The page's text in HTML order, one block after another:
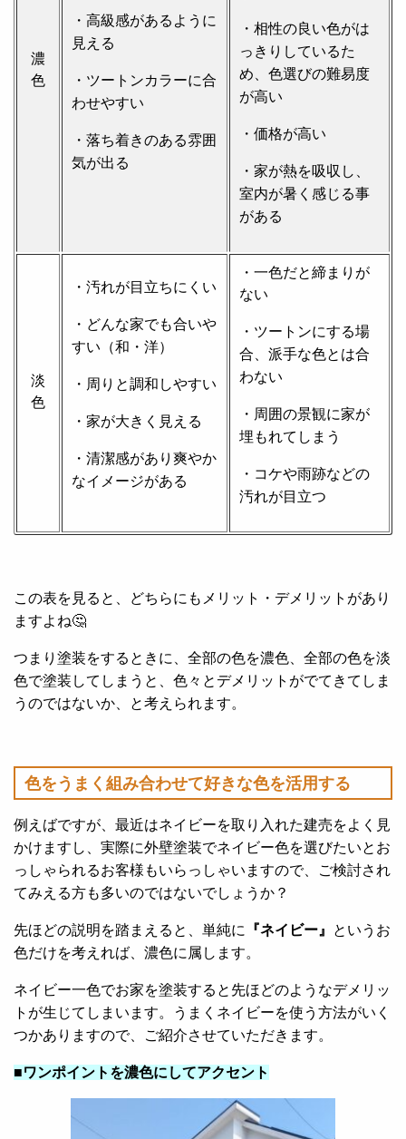
濃
色
・高級感があるように
見える
・ツートンカラーに合
わせやすい
・落ち着きのある雰囲
気が出る
・相性の良い色がは
っきりしているた
め、色選びの難易度
が高い
・価格が高い
・家が熱を吸収し、
室内が暑く感じる事
がある
淡
色
・汚れが目立ちにくい
・どんな家でも合いや
すい（和・洋）
・周りと調和しやすい
・家が大きく見える
・清潔感があり爽やか
なイメージがある
・一色だと締まりが
ない
・ツートンにする場
合、派手な色とは合
わない
・周囲の景観に家が
埋もれてしまう
・コケや雨跡などの
汚れが目立つ
この表を見ると、どちらにもメリット・デメリットがあり
ますよね🤔
つまり塗装をするときに、全部の色を濃色、全部の色を淡
色で塗装してしまうと、色々とデメリットがでてきてしま
うのではないか、と考えられます。
色をうまく組み合わせて好きな色を活用する
例えばですが、最近はネイビーを取り入れた建売をよく見
かけますし、実際に外壁塗装でネイビー色を選びたいとお
っしゃられるお客様もいらっしゃいますので、ご検討され
てみえる方も多いのではないでしょうか？
先ほどの説明を踏まえると、単純に 『ネイビー』
というお
色だけを考えれば、濃色に属します。
ネイビー一色でお家を塗装すると先ほどのようなデメリッ
トが生じてしまいます。うまくネイビーを使う方法がいく
つかありますので、ご紹介させていただきます。
■ワンポイントを濃色にしてアクセント